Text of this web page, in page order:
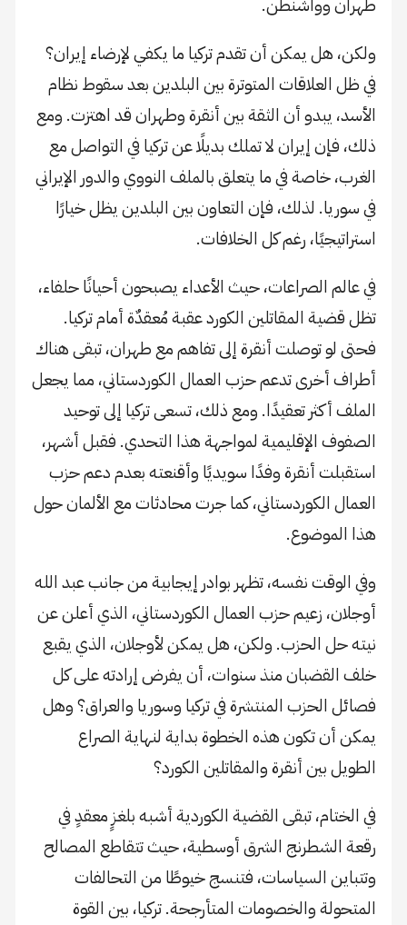
ولكن، هل يمكن أن تقدم تركيا ما يكفي لإرضاء إيران؟
في ظل العلاقات المتوترة بين البلدين بعد سقوط نظام
الأسد، يبدو أن الثقة بين أنقرة وطهران قد اهتزت. ومع
ذلك، فإن إيران لا تملك بديلًا عن تركيا في التواصل مع
الغرب، خاصة في ما يتعلق بالملف النووي والدور الإيراني
في سوريا. لذلك، فإن التعاون بين البلدين يظل خيارًا
استراتيجيًا، رغم كل الخلافات.
في عالم الصراعات، حيث الأعداء يصبحون أحيانًا حلفاء،
تظل قضية المقاتلين الكورد عقبة مُعقدٌة أمام تركيا.
فحتى لو توصلت أنقرة إلى تفاهم مع طهران، تبقى هناك
أطراف أخرى تدعم حزب العمال الكوردستاني، مما يجعل
الملف أكثر تعقيدًا. ومع ذلك، تسعى تركيا إلى توحيد
الصفوف الإقليمية لمواجهة هذا التحدي. فقبل أشهر،
استقبلت أنقرة وفدًا سويديًا وأقنعته بعدم دعم حزب
العمال الكوردستاني، كما جرت محادثات مع الألمان حول
هذا الموضوع.
وفي الوقت نفسه، تظهر بوادر إيجابية من جانب عبد الله
أوجلان، زعيم حزب العمال الكوردستاني، الذي أعلن عن
نيته حل الحزب. ولكن، هل يمكن لأوجلان، الذي يقبع
خلف القضبان منذ سنوات، أن يفرض إرادته على كل
فصائل الحزب المنتشرة في تركيا وسوريا والعراق؟ وهل
يمكن أن تكون هذه الخطوة بداية لنهاية الصراع
الطويل بين أنقرة والمقاتلين الكورد؟
في الختام، تبقى القضية الكوردية أشبه بلغزٍ معقدٍ في
رقعة الشطرنج الشرق أوسطية، حيث تتقاطع المصالح
وتتباين السياسات، فتنسج خيوطًا من التحالفات
المتحولة والخصومات المتأرجحة. تركيا، بين القوة